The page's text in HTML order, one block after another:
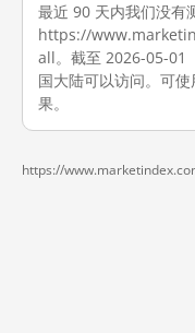
最近 90 天内我们没有
https://
all。截至 2026-05-01
国大陆可以访问。可
果。
https://